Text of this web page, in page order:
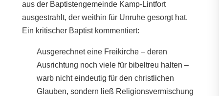
aus der Baptistengemeinde Kamp-Lintfort
ausgestrahlt, der weithin für Unruhe gesorgt hat.
Ein kritischer Baptist kommentiert:
Ausgerechnet eine Freikirche – deren
Ausrichtung noch viele für bibeltreu halten –
warb nicht eindeutig für den christlichen
Glauben, sondern ließ Religionsvermischung